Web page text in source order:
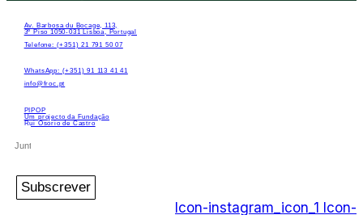
Av. Barbosa du Bocage, 113,
3º Piso 1050-031 Lisboa, Portugal
Telefone: (+351) 21 791 50 07
WhatsApp: (+351) 91 113 41 41
info@froc.pt
PIPOP
Um projecto da Fundação
Rui Osório de Castro
Subscrever
Icon-instagram_icon_1
Icon-